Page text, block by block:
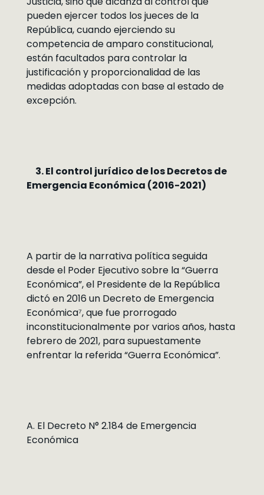
pueden ejercer todos los jueces de la
República, cuando ejerciendo su
competencia de amparo constitucional,
están facultados para controlar la
justificación y proporcionalidad de las
medidas adoptadas con base al estado de
excepción.
3. El control jurídico de los Decretos de
Emergencia Económica (2016-2021)
A partir de la narrativa política seguida
desde el Poder Ejecutivo sobre la “Guerra
Económica”, el Presidente de la República
dictó en 2016 un Decreto de Emergencia
Económica⁷, que fue prorrogado
inconstitucionalmente por varios años, hasta
febrero de 2021, para supuestamente
enfrentar la referida “Guerra Económica”.
A. El Decreto N° 2.184 de Emergencia
Económica